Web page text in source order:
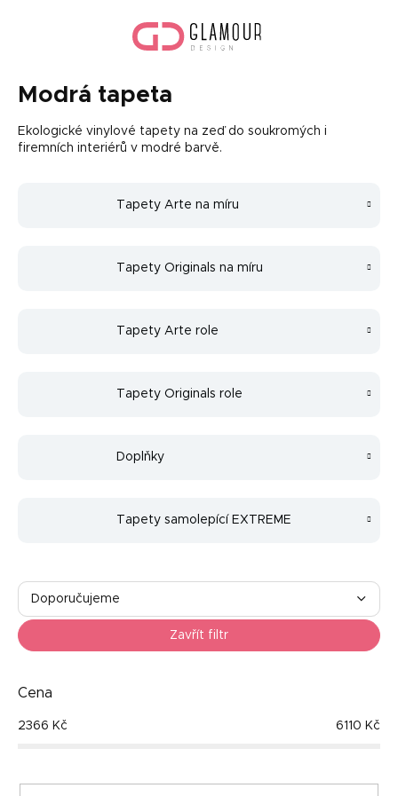
Modrá tapeta
Ekologické vinylové tapety na zeď do soukromých i
firemních interiérů v modré barvě.
Tapety Arte na míru
Tapety Originals na míru
Tapety Arte role
Tapety Originals role
Doplňky
Tapety samolepící EXTREME
Ř
z
e
n
p
o
Doporučujeme
Nejprodávanější
Abecedně
Zavřít filtr
Cena
2366 Kč 6110 Kč